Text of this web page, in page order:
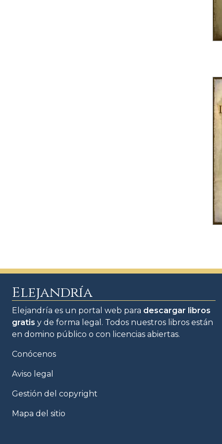
Elejandría
Elejandría es un portal web para descargar libros
gratis y de forma legal. Todos nuestros libros están
en domino público o con licencias abiertas.
Conócenos
Aviso legal
Gestión del copyright
Mapa del sitio